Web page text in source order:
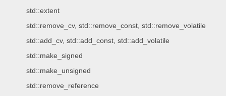
std::extent
std::remove_cv, std::remove_const, std::remove_volatile
std::add_cv, std::add_const, std::add_volatile
std::make_signed
std::make_unsigned
std::remove_reference